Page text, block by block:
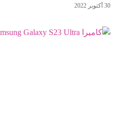
30 أكتوبر 2022